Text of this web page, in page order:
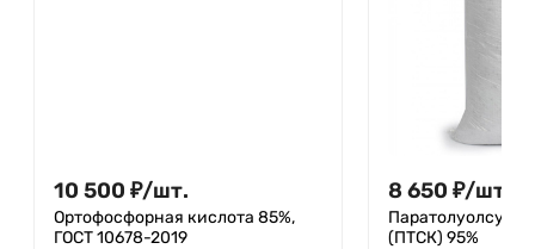
10 500 ₽/шт.
Ортофосфорная кислота 85%,
ГОСТ 10678-2019
8 650 ₽/шт.
(ПТСК) 95%